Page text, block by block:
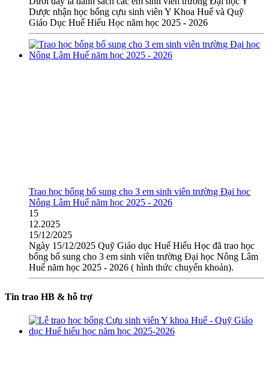
Dược nhận học bổng cựu sinh viên Y Khoa Huế và Quỹ
Giáo Dục Huế Hiếu Học năm học 2025 - 2026
Trao học bổng bổ sung cho 3 em sinh viên trường Đại học
Nông Lâm Huế năm học 2025 - 2026
15
12.2025
15/12/2025
Ngày 15/12/2025 Quỹ Giáo dục Huế Hiếu Học đã trao học
bổng bổ sung cho 3 em sinh viên trường Đại học Nông Lâm
Huế năm học 2025 - 2026 ( hình thức chuyển khoản).
Tin trao HB & hỗ trợ